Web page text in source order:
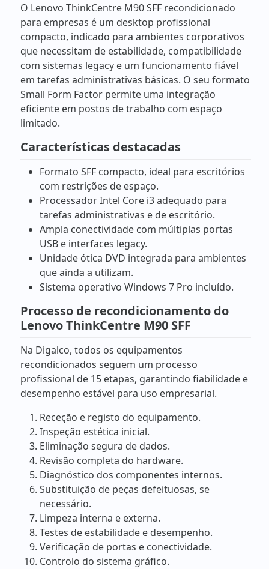
O Lenovo ThinkCentre M90 SFF recondicionado
para empresas é um desktop profissional
compacto, indicado para ambientes corporativos
que necessitam de estabilidade, compatibilidade
com sistemas legacy e um funcionamento fiável
em tarefas administrativas básicas. O seu formato
Small Form Factor permite uma integração
eficiente em postos de trabalho com espaço
limitado.
Características destacadas
Formato SFF compacto, ideal para escritórios
com restrições de espaço.
Processador Intel Core i3 adequado para
tarefas administrativas e de escritório.
Ampla conectividade com múltiplas portas
USB e interfaces legacy.
Unidade ótica DVD integrada para ambientes
que ainda a utilizam.
Sistema operativo Windows 7 Pro incluído.
Processo de recondicionamento do
Lenovo ThinkCentre M90 SFF
Na Digalco, todos os equipamentos
recondicionados seguem um processo
profissional de 15 etapas, garantindo fiabilidade e
desempenho estável para uso empresarial.
Receção e registo do equipamento.
Inspeção estética inicial.
Eliminação segura de dados.
Revisão completa do hardware.
Diagnóstico dos componentes internos.
Substituição de peças defeituosas, se
necessário.
Limpeza interna e externa.
Testes de estabilidade e desempenho.
Verificação de portas e conectividade.
Controlo do sistema gráfico.